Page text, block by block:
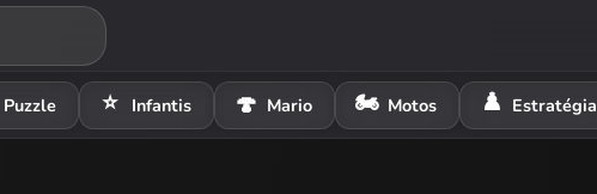
Puzzle ⭐ Infantis 🍄 Mario 🏍️ Motos ♟️ Estratégia